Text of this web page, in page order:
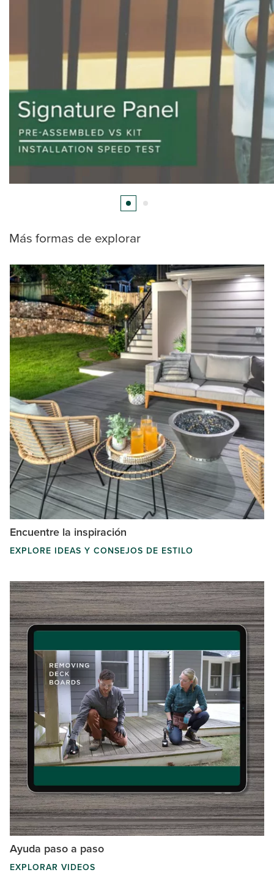
Más formas de explorar
Encuentre la inspiración
EXPLORE IDEAS Y CONSEJOS DE ESTILO
Ayuda paso a paso
EXPLORAR VIDEOS